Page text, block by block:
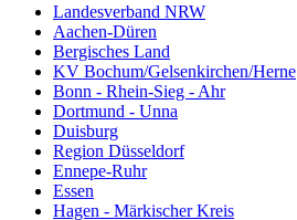
Landesverband NRW
Aachen-Düren
Bergisches Land
KV Bochum/Gelsenkirchen/Herne
Bonn - Rhein-Sieg - Ahr
Dortmund - Unna
Duisburg
Region Düsseldorf
Ennepe-Ruhr
Essen
Hagen - Märkischer Kreis